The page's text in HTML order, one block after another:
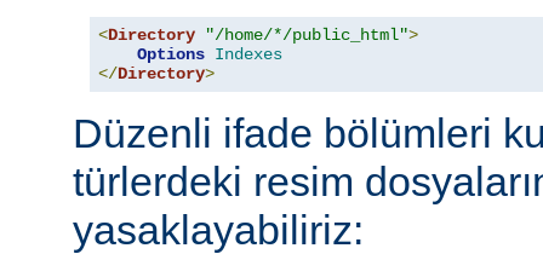
<Directory "/home/*/public_html">
Options Indexes
</Directory>
Düzenli ifade bölümleri
türlerdeki resim
yasaklayabiliriz: